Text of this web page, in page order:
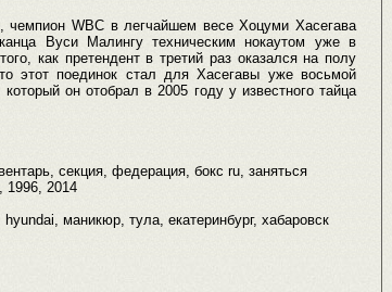
чемпион WBC в легчайшем весе Хоцуми Хасегава
Вуси Малингу техническим нокаутом уже в
как претендент в третий раз оказался на полу
этот поединок стал для Хасегавы уже восьмой
он отобрал в 2005 году у известного тайца
секция, федерация, бокс ru, заняться
1996, 2014
маникюр, тула, екатеринбург, хабаровск